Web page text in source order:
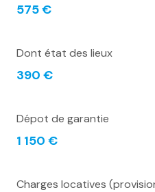
575 €
Dont état des lieux
390 €
Dépot de garantie
1 150 €
Charges locatives